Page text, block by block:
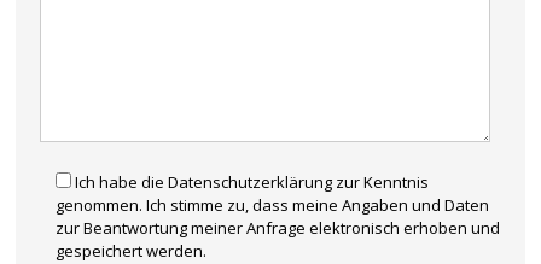
Ich habe die Datenschutzerklärung zur Kenntnis
genommen. Ich stimme zu, dass meine Angaben und Daten
zur Beantwortung meiner Anfrage elektronisch erhoben und
gespeichert werden.